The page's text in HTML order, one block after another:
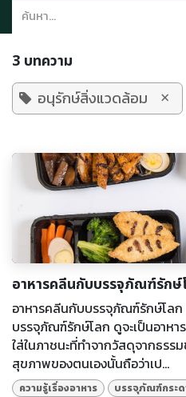
3 บทความ
อนุรักษ์สิ่งแวดล้อม
×
อาหารคลีนกับบรรจุภัณฑ์รักษ์
อาหารคลีนกับบรรจุภัณฑ์รักษ์โลก
บรรจุภัณฑ์รักษ์โลก ดูจะเป็นอาห
ใส่ในภาชนะที่ทำจากวัสดุจากธรร
สุขภาพของตนเองนั้นถือว่าเป...
ความรู้เรื่องอาหาร บรรจุภัณฑ์กระ